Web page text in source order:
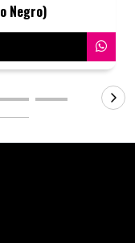
Negro)